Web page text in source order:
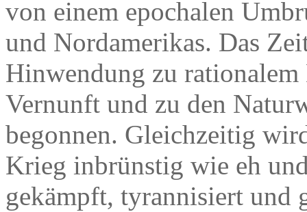
von einem epochalen
und Nordamerikas. Das
Hinwendung zu
Vernunft und zu den
begonnen. Gleichzeitig
Krieg inbrünstig wie eh
gekämpft, tyrannisiert und